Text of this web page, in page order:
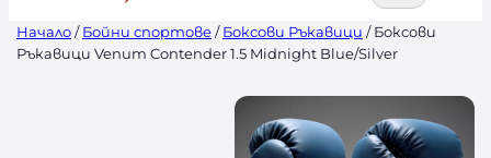
Начало/Бойни спортове/Боксови Ръкавици / Боксови
Ръкавици Venum Contender 1.5 Midnight Blue/Silver